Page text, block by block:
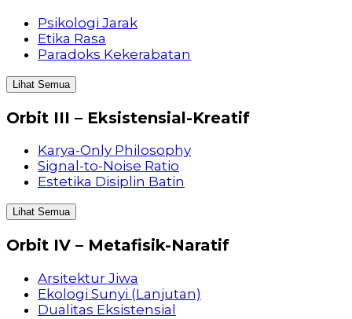
Psikologi Jarak
Etika Rasa
Paradoks Kekerabatan
Lihat Semua
Orbit III – Eksistensial-Kreatif
Karya-Only Philosophy
Signal-to-Noise Ratio
Estetika Disiplin Batin
Lihat Semua
Orbit IV – Metafisik-Naratif
Arsitektur Jiwa
Ekologi Sunyi (Lanjutan)
Dualitas Eksistensial